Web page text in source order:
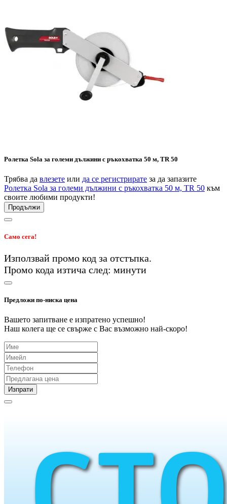
Ролетка Sola за големи дължини с ръкохватка 50 м, TR 50
Трябва да влезете или да се регистрирате за да запазите
Ролетка Sola за големи дължини с ръкохватка 50 м, TR 50 към
своите любими продукти!
Продължи
Само сега!
Използвай промо код за отстъпка.
Промо кода изтича след: минути
Предложи по-ниска цена
Вашето запитване е изпратено успешно!
Наш колега ще се свърже с Вас възможно най-скоро!
Изпрати